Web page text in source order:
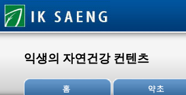
익생의 자연건강 컨텐츠